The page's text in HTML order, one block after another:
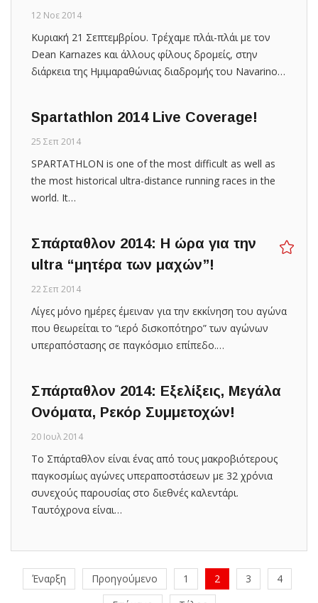
12 Νοε 2014
Κυριακή 21 Σεπτεμβρίου. Τρέχαμε πλάι-πλάι με τον
Dean Karnazes και άλλους φίλους δρομείς, στην
διάρκεια της Ημιμαραθώνιας διαδρομής του Navarino…
Spartathlon 2014 Live Coverage!
25 Σεπ 2014
SPARTATHLON is one of the most difficult as well as
the most historical ultra-distance running races in the
world. It…
Σπάρταθλον 2014: Η ώρα για την
ultra “μητέρα των μαχών”!
22 Σεπ 2014
Λίγες μόνο ημέρες έμειναν για την εκκίνηση του αγώνα
που θεωρείται το “ιερό δισκοπότηρο” των αγώνων
υπεραπόστασης σε παγκόσμιο επίπεδο.…
Σπάρταθλον 2014: Εξελίξεις, Μεγάλα
Ονόματα, Ρεκόρ Συμμετοχών!
20 Ιουλ 2014
Το Σπάρταθλον είναι ένας από τους μακροβιότερους
παγκοσμίως αγώνες υπεραποστάσεων με 32 χρόνια
συνεχούς παρουσίας στο διεθνές καλεντάρι.
Ταυτόχρονα είναι…
Έναρξη Προηγούμενο 1 2 3
4